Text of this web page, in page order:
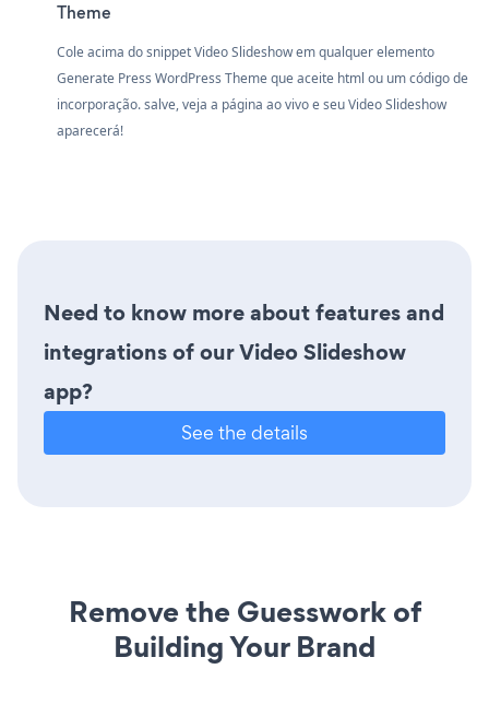
Theme
Cole acima do snippet Video Slideshow em qualquer elemento
Generate Press WordPress Theme que aceite html ou um código de
incorporação. salve, veja a página ao vivo e seu Video Slideshow
aparecerá!
Need to know more about features and
integrations of our Video Slideshow
app?
See the details
Remove the Guesswork of
Building Your Brand